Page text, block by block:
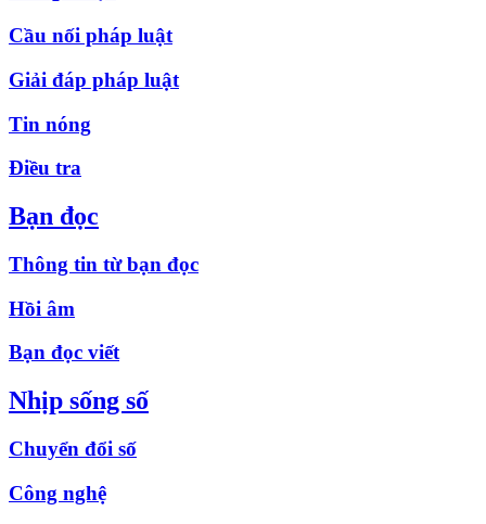
Cầu nối pháp luật
Giải đáp pháp luật
Tin nóng
Điều tra
Bạn đọc
Thông tin từ bạn đọc
Hồi âm
Bạn đọc viết
Nhịp sống số
Chuyển đổi số
Công nghệ